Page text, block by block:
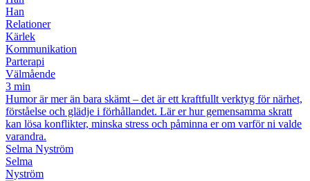
Han
Relationer
Kärlek
Kommunikation
Parterapi
Välmående
3 min
Humor är mer än bara skämt – det är ett kraftfullt verktyg för närhet,
förståelse och glädje i förhållandet. Lär er hur gemensamma skratt
kan lösa konflikter, minska stress och påminna er om varför ni valde
varandra.
Selma Nyström
Selma
Nyström